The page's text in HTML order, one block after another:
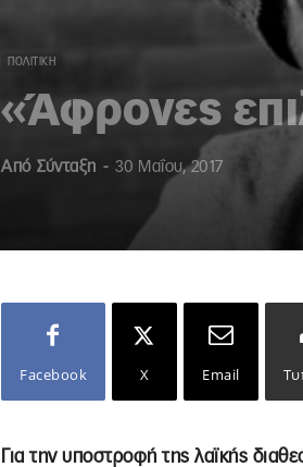
ΠΟΛΙΤΙΚΉ
«Άφρονες
Από Σύνταξη - 30 Μαΐου, 2017
Facebook X Email
Για την υποστροφή της λαϊκής